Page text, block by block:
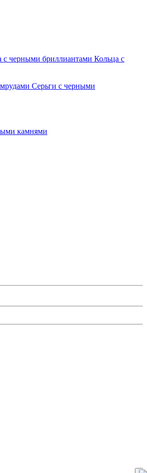
с черными бриллиантами Кольца с
Серьги с черными
камнями